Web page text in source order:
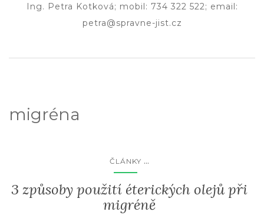
Ing. Petra Kotková; mobil: 734 322 522; email:
petra@spravne-jist.cz
migréna
ČLÁNKY ...
3 způsoby použití éterických olejů při
migréně